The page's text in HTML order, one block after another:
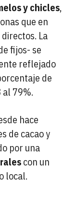
y chicles,
que en
La
fijos- se
reflejado
de
79%.
hace
de cacao y
por una
con un
local.